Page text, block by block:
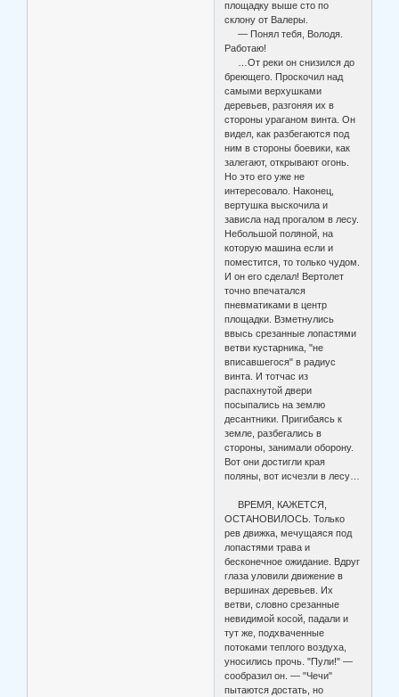
площадку выше сто по
склону от Валеры.
— Понял тебя, Володя.
Работаю!
…От реки он снизился до
бреющего. Проскочил над
самыми верхушками
деревьев, разгоняя их в
стороны ураганом винта. Он
видел, как разбегаются под
ним в стороны боевики, как
залегают, открывают огонь.
Но это его уже не
интересовало. Наконец,
вертушка выскочила и
зависла над прогалом в лесу.
Небольшой поляной, на
которую машина если и
поместится, то только чудом.
И он его сделал! Вертолет
точно впечатался
пневматиками в центр
площадки. Взметнулись
ввысь срезанные лопастями
ветви кустарника, "не
вписавшегося" в радиус
винта. И тотчас из
распахнутой двери
посыпались на землю
десантники. Пригибаясь к
земле, разбегались в
стороны, занимали оборону.
Вот они достигли края
поляны, вот исчезли в лесу…
ВРЕМЯ, КАЖЕТСЯ,
ОСТАНОВИЛОСЬ. Только
рев движка, мечущаяся под
лопастями трава и
бесконечное ожидание. Вдруг
глаза уловили движение в
вершинах деревьев. Их
ветви, словно срезанные
невидимой косой, падали и
тут же, подхваченные
потоками теплого воздуха,
уносились прочь. "Пули!" —
сообразил он. — "Чечи"
пытаются достать, но